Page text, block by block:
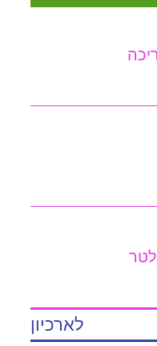
לארכיון